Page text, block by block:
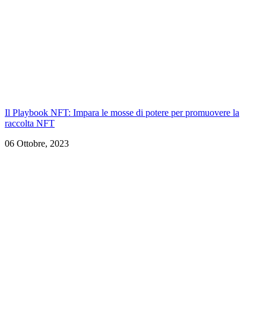
Il Playbook NFT: Impara le mosse di potere per promuovere la
raccolta NFT
06 Ottobre, 2023